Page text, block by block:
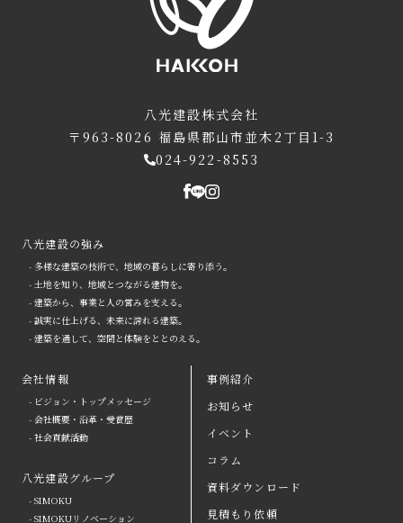
八光建設の強み
arrow
会社情報
八光建設グループ
arrow
arrow
よくある質問
お問い合わせ
資料ダウンロード
八光建設株式会社
〒963-8026 福島県郡山市並木2丁目1-3
024-922-8553
八光建設の強み
- 多様な建築の技術で、地域の暮らしに寄り添う。
- 土地を知り、地域とつながる建物を。
- 建築から、事業と人の営みを支える。
- 誠実に仕上げる、未来に誇れる建築。
- 建築を通して、空間と体験をととのえる。
会社情報
- ビジョン・トップメッセージ
- 会社概要・沿革・受賞歴
- 社会貢献活動
八光建設グループ
- SIMOKU
- SIMOKUリノベーション
事例紹介
お知らせ
イベント
コラム
資料ダウンロード
見積もり依頼